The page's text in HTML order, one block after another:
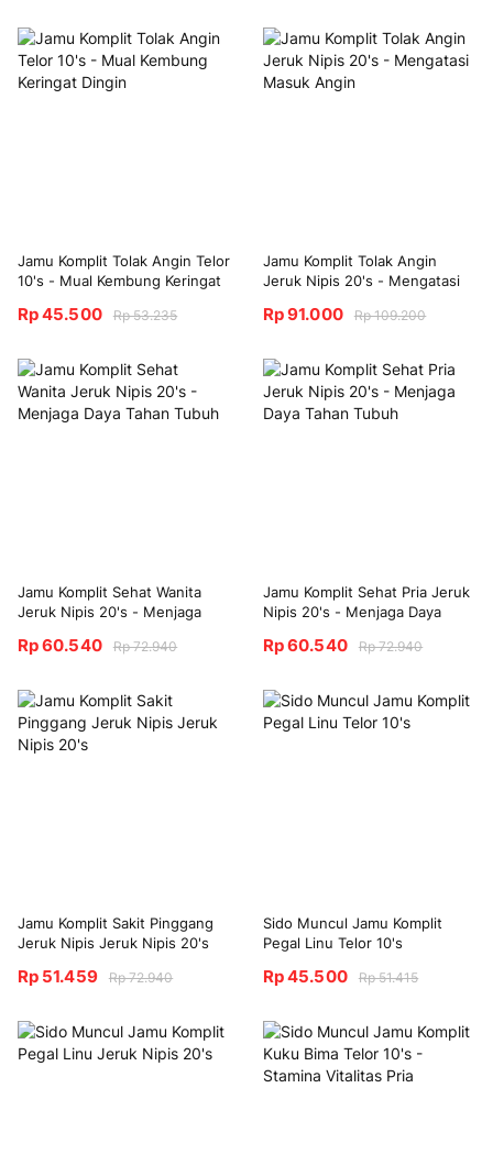
Jamu Komplit Tolak Angin Telor
10's - Mual Kembung Keringat
Rp 45.500 Rp 53.235
Jamu Komplit Tolak Angin
Jeruk Nipis 20's - Mengatasi
Rp 91.000 Rp 109.200
Jamu Komplit Sehat Wanita
Jeruk Nipis 20's - Menjaga
Rp 60.540 Rp 72.940
Jamu Komplit Sehat Pria Jeruk
Nipis 20's - Menjaga Daya
Rp 60.540 Rp 72.940
Jamu Komplit Sakit Pinggang
Jeruk Nipis Jeruk Nipis 20's
Rp 51.459 Rp 72.940
Sido Muncul Jamu Komplit
Pegal Linu Telor 10's
Rp 45.500 Rp 51.415